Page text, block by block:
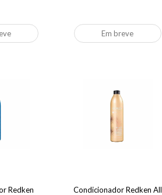
Em breve
Redken
Condicionador Redken All